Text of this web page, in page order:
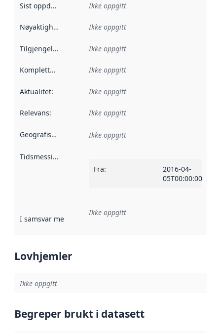
Sist oppdatert Ikke oppgitt
Nøyaktighet Ikke oppgitt
Tilgjengelighet Ikke oppgitt
Kompletthet Ikke oppgitt
Aktualitet: Ikke oppgitt
Relevans: Ikke oppgitt
Geografisk avgrensning :
Ikke oppgitt
Tidsmessig avgrensning
Fra:
2016-04-
05T00:00:00Z
I samsvar med Referanse til en implementasjonsregel
Ikke oppgitt
Lovhjemler
Ikke oppgitt
Begreper brukt i datasett